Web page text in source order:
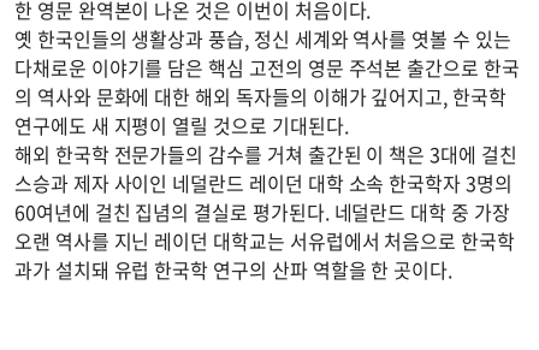
한 영문 완역본이 나온 것은 이번이 처음이다.
옛 한국인들의 생활상과 풍습, 정신 세계와 역사를 엿볼 수 있는
다채로운 이야기를 담은 핵심 고전의 영문 주석본 출간으로 한국
의 역사와 문화에 대한 해외 독자들의 이해가 깊어지고, 한국학
연구에도 새 지평이 열릴 것으로 기대된다.
해외 한국학 전문가들의 감수를 거쳐 출간된 이 책은 3대에 걸친
스승과 제자 사이인 네덜란드 레이던 대학 소속 한국학자 3명의
60여년에 걸친 집념의 결실로 평가된다. 네덜란드 대학 중 가장
오랜 역사를 지닌 레이던 대학교는 서유럽에서 처음으로 한국학
과가 설치돼 유럽 한국학 연구의 산파 역할을 한 곳이다.